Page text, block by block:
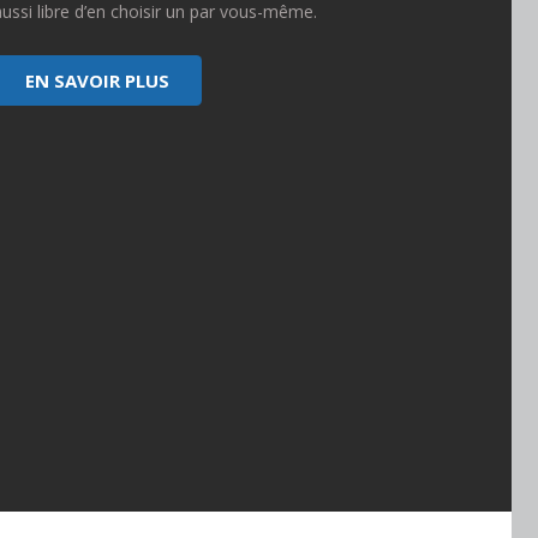
libre d’en choisir un par vous-même.
EN SAVOIR PLUS